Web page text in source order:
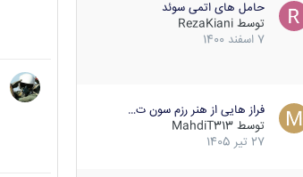
حامل های اتمی سوئد
توسط RezaKiani
7 اسفند 1400
فراز هایی از هنر رزم سون ت…
توسط MahdiT313
27 تیر 1405